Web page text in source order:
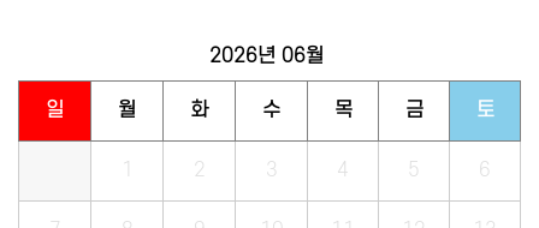
2026년 06월
일 월 화 수 목 금 토
1 2 3 4 5 6